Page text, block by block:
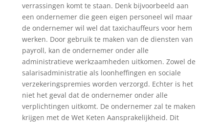
verrassingen komt te staan. Denk bijvoorbeeld aan
een ondernemer die geen eigen personeel wil maar
de ondernemer wil wel dat taxichauffeurs voor hem
werken. Door gebruik te maken van de diensten van
payroll, kan de ondernemer onder alle
administratieve werkzaamheden uitkomen. Zowel de
salarisadministratie als loonheffingen en sociale
verzekeringspremies worden verzorgd. Echter is het
niet het geval dat de ondernemer onder alle
verplichtingen uitkomt. De ondernemer zal te maken
krijgen met de Wet Keten Aansprakelijkheid. Dit